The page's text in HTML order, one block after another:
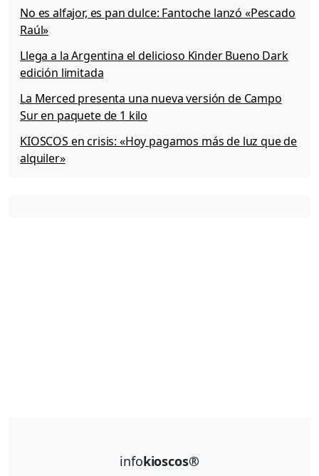
No es alfajor, es pan dulce: Fantoche lanzó «Pescado
Raúl»
Llega a la Argentina el delicioso Kinder Bueno Dark
edición limitada
La Merced presenta una nueva versión de Campo
Sur en paquete de 1 kilo
KIOSCOS en crisis: «Hoy pagamos más de luz que de
alquiler»
infokioscos®